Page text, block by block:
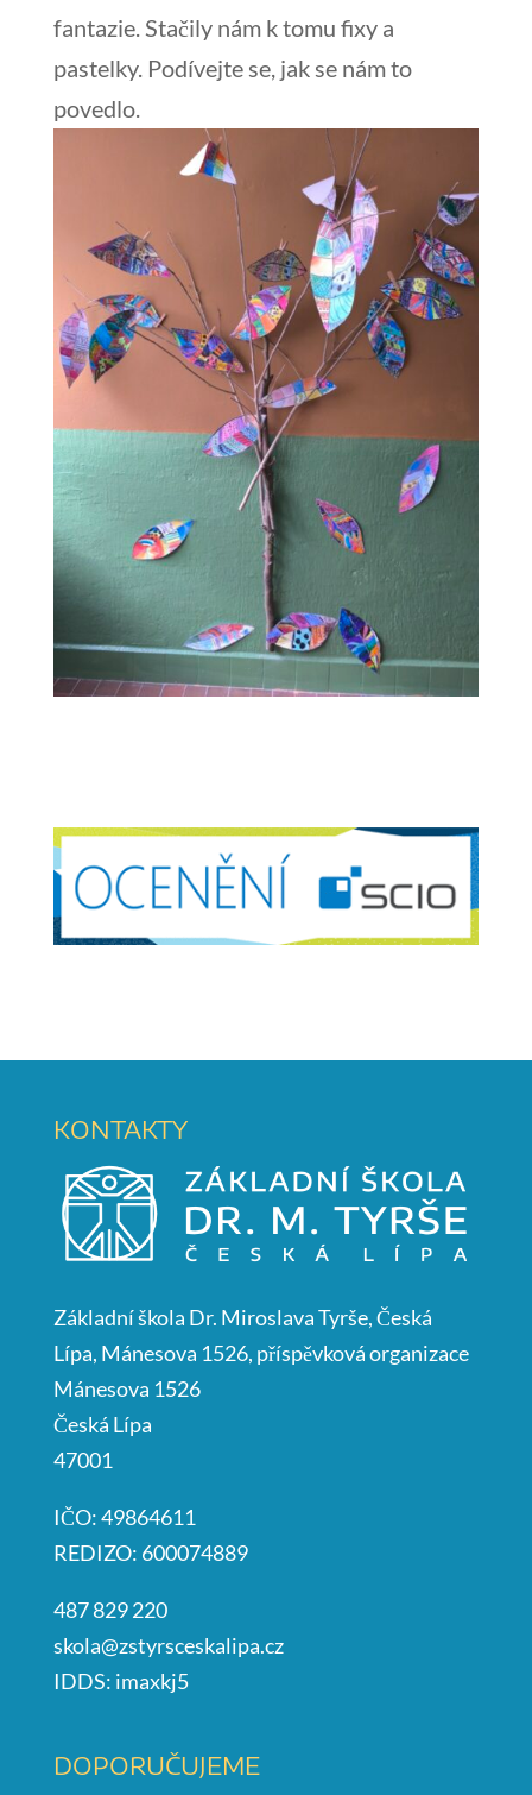
fantazie. Stačily nám k tomu fixy a
pastelky. Podívejte se, jak se nám to
povedlo.
KONTAKTY
Základní škola Dr. Miroslava Tyrše, Česká
Lípa, Mánesova 1526, příspěvková organizace
Mánesova 1526
Česká Lípa
47001
IČO: 49864611
REDIZO: 600074889
487 829 220
skola@zstyrsceskalipa.cz
IDDS: imaxkj5
DOPORUČUJEME